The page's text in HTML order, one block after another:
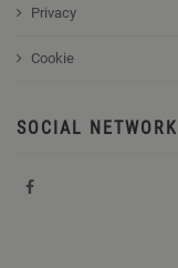
Privacy
Cookie
SOCIAL NETWORK